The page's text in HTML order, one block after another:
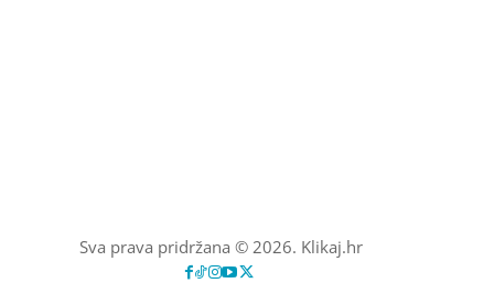
Sva prava pridržana © 2026. Klikaj.hr